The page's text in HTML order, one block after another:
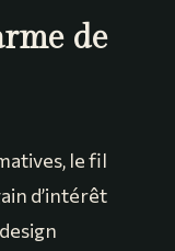
de
le fil
d’intérêt